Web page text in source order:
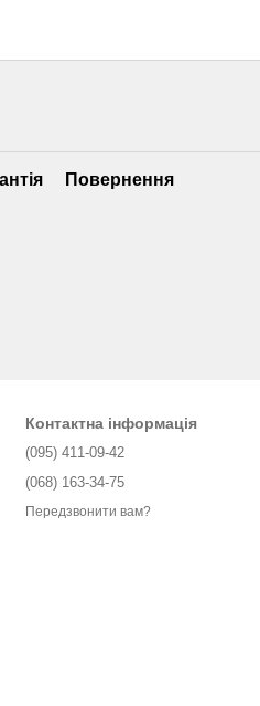
Повернення
Контактна інформація
(095) 411-09-42
(068) 163-34-75
Передзвонити вам?